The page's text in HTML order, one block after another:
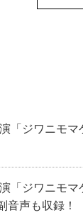
「ジワニモ
「ジワニモ
音声も収録！